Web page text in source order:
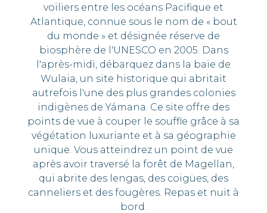
voiliers entre les océans Pacifique et
Atlantique, connue sous le nom de « bout
du monde » et désignée réserve de
biosphère de l'UNESCO en 2005. Dans
l'après-midi, débarquez dans la baie de
Wulaia, un site historique qui abritait
autrefois l'une des plus grandes colonies
indigènes de Yámana. Ce site offre des
points de vue à couper le souffle grâce à sa
végétation luxuriante et à sa géographie
unique. Vous atteindrez un point de vue
après avoir traversé la forêt de Magellan,
qui abrite des lengas, des coigües, des
canneliers et des fougères. Repas et nuit à
bord.